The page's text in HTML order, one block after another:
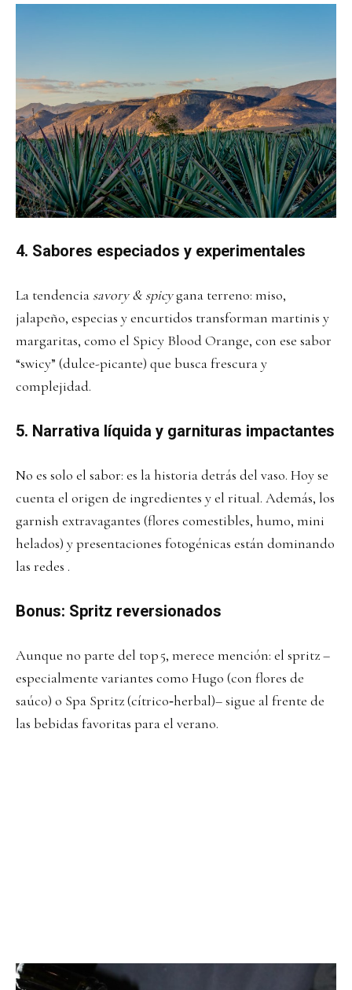
4. Sabores especiados y experimentales
La tendencia savory & spicygana terreno: miso,
jalapeño, especias y encurtidos transforman martinis y
margaritas, como el Spicy Blood Orange, con ese sabor
“swicy” (dulce-picante) que busca frescura y
complejidad.
5. Narrativa líquida y garnituras impactantes
No es solo el sabor: es la historia detrás del vaso. Hoy se
cuenta el origen de ingredientes y el ritual. Además, los
garnish extravagantes (flores comestibles, humo, mini
helados) y presentaciones fotogénicas están dominando
las redes .
Bonus: Spritz reversionados
Aunque no parte del top 5, merece mención: el spritz –
especialmente variantes como Hugo (con flores de
saúco) o Spa Spritz (cítrico‑herbal)– sigue al frente de
las bebidas favoritas para el verano.